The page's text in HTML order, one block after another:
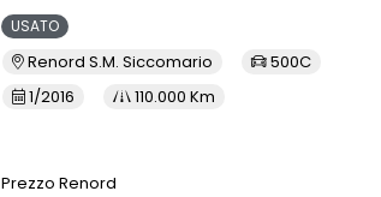
USATO
Renord S.M. Siccomario
500C
1/2016
110.000 Km
Prezzo Renord